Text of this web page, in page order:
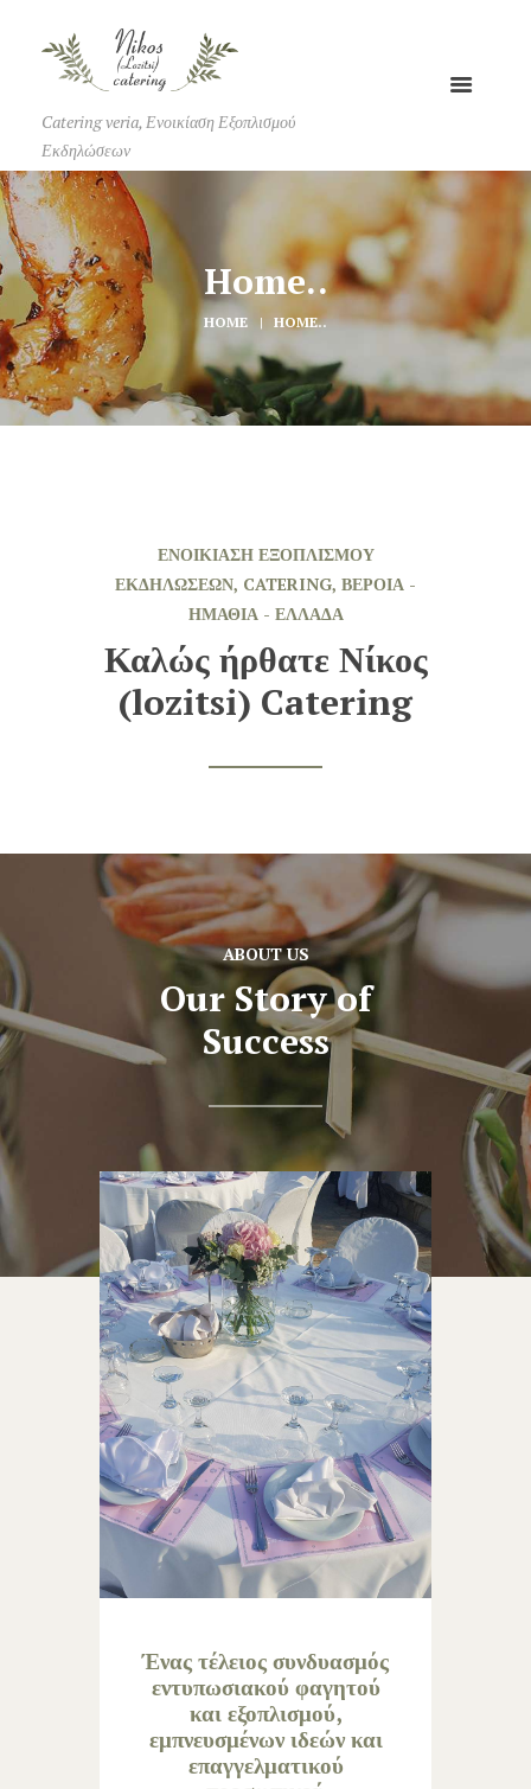
Catering veria, Ενοικίαση Εξοπλισμού
Εκδηλώσεων
Home..
HOME HOME..
ΕΝΟΙΚΊΑΣΗ ΕΞΟΠΛΙΣΜΟΎ
ΕΚΔΗΛΏΣΕΩΝ, CATERING, ΒΈΡΟΙΑ -
ΗΜΑΘΊΑ - ΕΛΛΑΔΑ
Καλώς ήρθατε Νίκος
(lozitsi) Catering
ABOUT US
Our Story of
Success
Ένας τέλειος συνδυασμός
εντυπωσιακού φαγητού
και εξοπλισμού,
εμπνευσμένων ιδεών και
επαγγελματικού